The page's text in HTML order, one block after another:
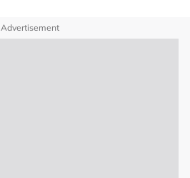
Advertisement